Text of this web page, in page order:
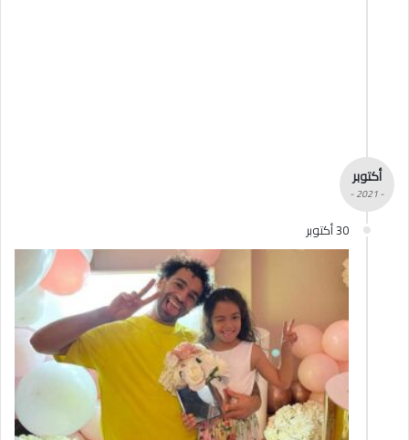
أكتوبر
- 2021 -
30 أكتوبر